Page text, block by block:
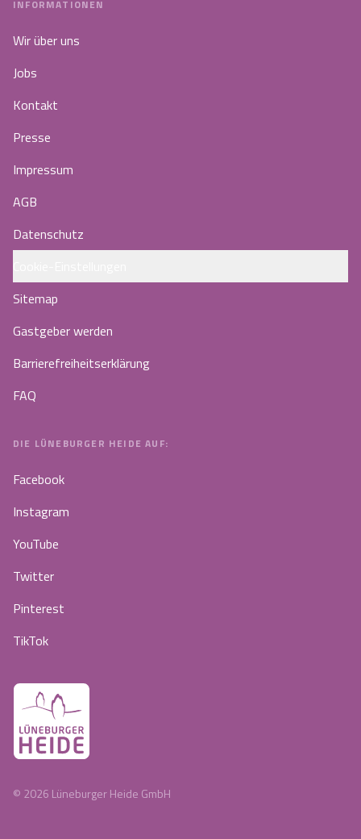
INFORMATIONEN
Wir über uns
Jobs
Kontakt
Presse
Impressum
AGB
Datenschutz
Sitemap
Gastgeber werden
Barrierefreiheitserklärung
FAQ
DIE LÜNEBURGER HEIDE AUF:
Facebook
Instagram
YouTube
Twitter
Pinterest
TikTok
© 2026 Lüneburger Heide GmbH